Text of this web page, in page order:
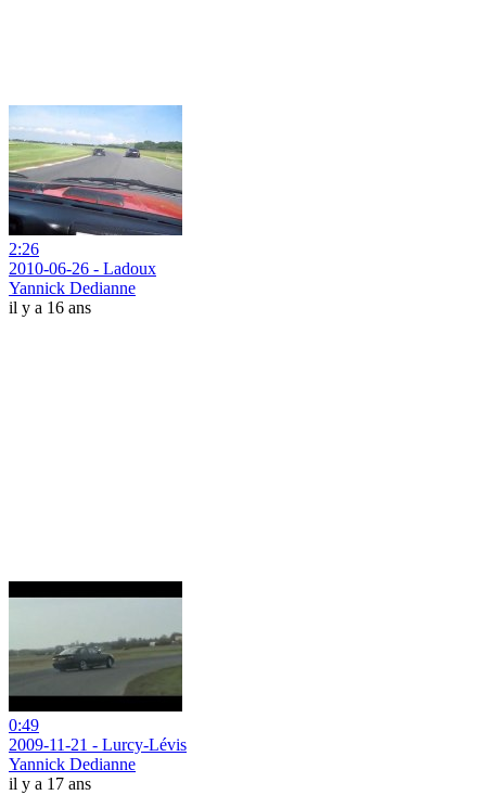
2:26
2010-06-26 - Ladoux
Yannick Dedianne
il y a 16 ans
0:49
2009-11-21 - Lurcy-Lévis
Yannick Dedianne
il y a 17 ans